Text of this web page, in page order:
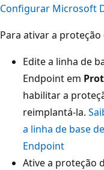
Configurar Microsoft
Para ativar a
Edite a linha de
Endpoint em
habilitar a
reimplantá-la.
a linha de base
Endpoint
Ative a proteção